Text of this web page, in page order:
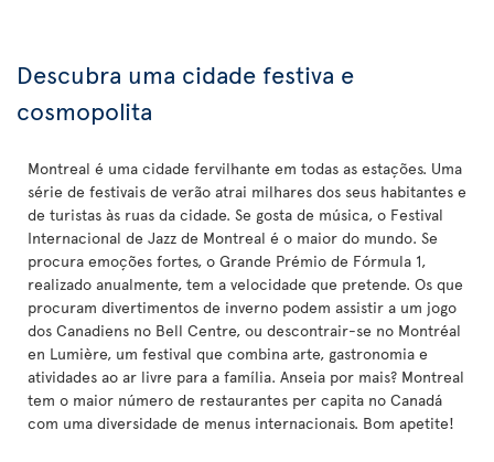
Descubra uma cidade festiva e
cosmopolita
Montreal é uma cidade fervilhante em todas as estações. Uma
série de festivais de verão atrai milhares dos seus habitantes e
de turistas às ruas da cidade. Se gosta de música, o Festival
Internacional de Jazz de Montreal é o maior do mundo. Se
procura emoções fortes, o Grande Prémio de Fórmula 1,
realizado anualmente, tem a velocidade que pretende. Os que
procuram divertimentos de inverno podem assistir a um jogo
dos Canadiens no Bell Centre, ou descontrair-se no Montréal
en Lumière, um festival que combina arte, gastronomia e
atividades ao ar livre para a família. Anseia por mais? Montreal
tem o maior número de restaurantes per capita no Canadá
com uma diversidade de menus internacionais. Bom apetite!